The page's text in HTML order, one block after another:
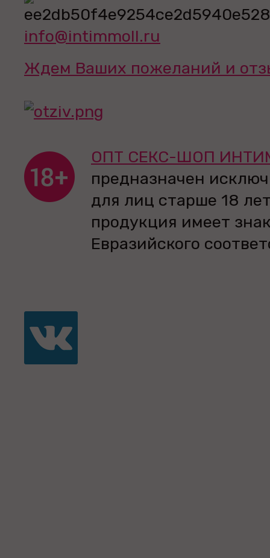
info@intimmoll.ru
Ждем Ваших пожеланий и
ОПТ СЕКС-ШОП
предназначен
для лиц старше 18
продукция имеет
Евразийского